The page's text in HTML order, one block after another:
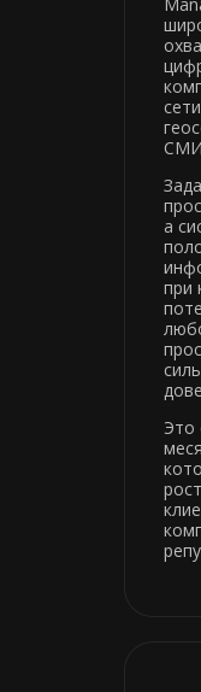
а
при
Это